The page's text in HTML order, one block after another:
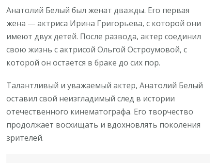
Анатолий Белый был женат дважды. Его первая
жена — актриса Ирина Григорьева, с которой они
имеют двух детей. После развода, актер соединил
свою жизнь с актрисой Ольгой Остроумовой, с
которой он остается в браке до сих пор.
Талантливый и уважаемый актер, Анатолий Белый
оставил свой неизгладимый след в истории
отечественного кинематографа. Его творчество
продолжает восхищать и вдохновлять поколения
зрителей.